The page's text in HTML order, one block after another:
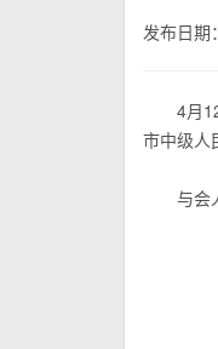
发布日期
4月
市中级人
与会